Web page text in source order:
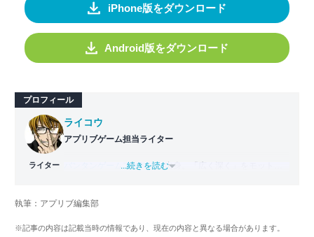
iPhone版をダウンロード
Android版をダウンロード
プロフィール
ライター
ライコウ
アプリブゲーム担当ライター
バンタンゲームアカデミー 出身。「広く深く」をモットー
ゲームだけでも1,000本以上。ゲーム開発者を目指した経験
くして面白さを引き出し、人々に伝えるためゲームライタ
...続きを読む
執筆：アプリブ編集部
※記事の内容は記載当時の情報であり、現在の内容と異なる場合があります。